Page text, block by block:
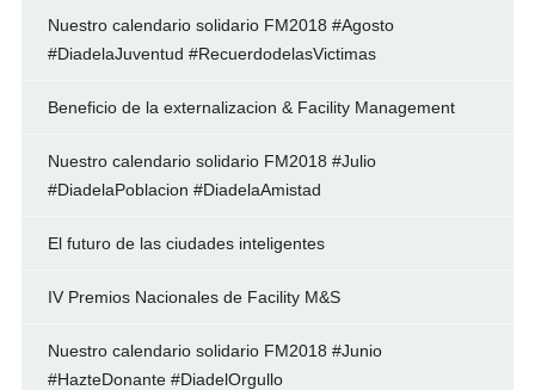
Nuestro calendario solidario FM2018 #Agosto
#DiadelaJuventud #RecuerdodelasVictimas
Beneficio de la externalizacion & Facility Management
Nuestro calendario solidario FM2018 #Julio
#DiadelaPoblacion #DiadelaAmistad
El futuro de las ciudades inteligentes
IV Premios Nacionales de Facility M&S
Nuestro calendario solidario FM2018 #Junio
#HazteDonante #DiadelOrgullo